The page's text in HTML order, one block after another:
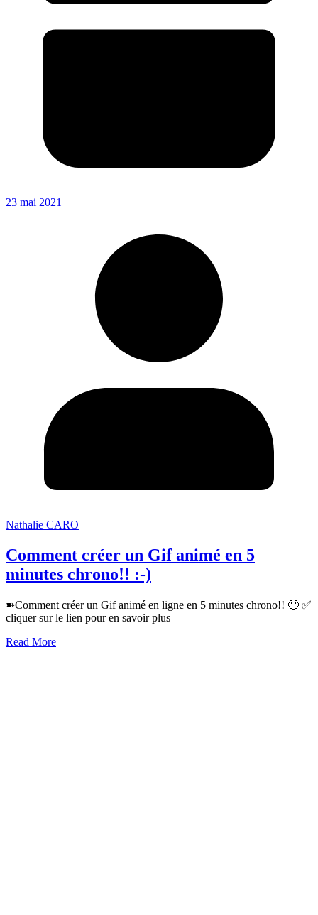
23 mai 2021
Nathalie CARO
Comment créer un Gif animé en 5
minutes chrono!! :-)
➽Comment créer un Gif animé en ligne en 5 minutes chrono!! 🙂 ✅
cliquer sur le lien pour en savoir plus
Read More